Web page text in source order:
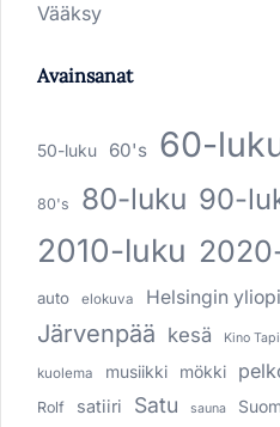
Vääksy
Avainsanat
50-luku 60's 60-
80's 80-luku 90-
2010-luku
auto elokuva Helsingin
Järvenpää kesä Kino
kuolema musiikki mökki
Rolf satiiri Satu sauna